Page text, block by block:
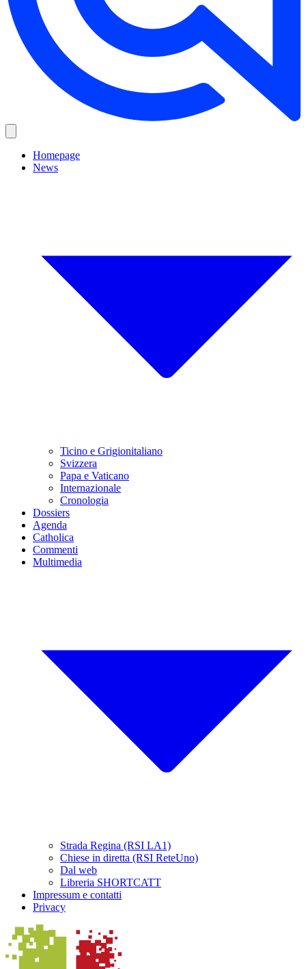
Homepage
News
Ticino e Grigionitaliano
Svizzera
Papa e Vaticano
Internazionale
Cronologia
Dossiers
Agenda
Catholica
Commenti
Multimedia
Strada Regina (RSI LA1)
Chiese in diretta (RSI ReteUno)
Dal web
Libreria SHORTCATT
Impressum e contatti
Privacy